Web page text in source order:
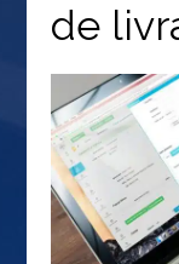
de